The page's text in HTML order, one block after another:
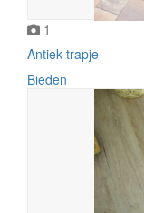
1
Antiek trapje
Bieden